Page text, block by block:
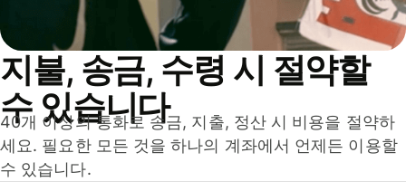
지불, 송금, 수령 시 절약할
수 있습니다
40개 이상의 통화로 송금, 지출, 정산 시 비용을 절약하
세요. 필요한 모든 것을 하나의 계좌에서 언제든 이용할
수 있습니다.